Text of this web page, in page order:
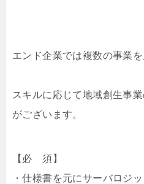
エンド企業では複数の事業
スキルに応じて地域創生事
がございます。
【必 須】
・仕様書を元にサーバロジ